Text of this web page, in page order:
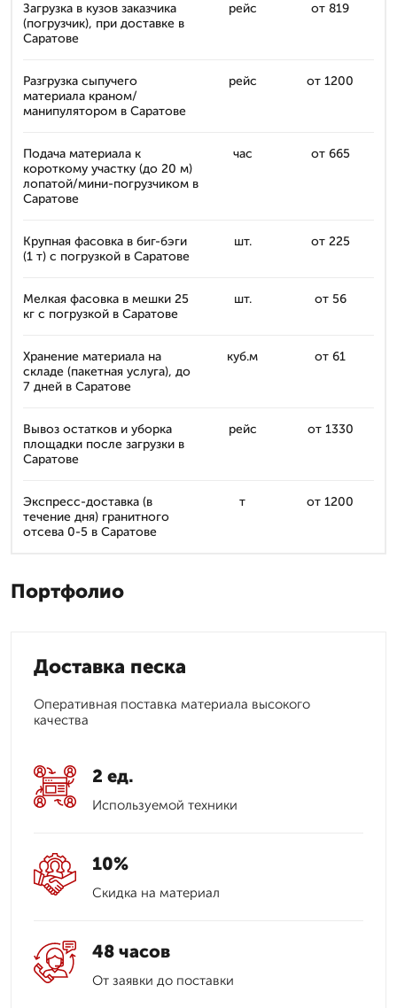
Загрузка в кузов заказчика
(погрузчик), при доставке в
Саратове
рейс от 819
Разгрузка сыпучего
материала краном/
манипулятором в Саратове
рейс от 1200
Подача материала к
короткому участку (до 20 м)
лопатой/мини-погрузчиком в
Саратове
час от 665
Крупная фасовка в биг-бэги
(1 т) с погрузкой в Саратове
шт. от 225
Мелкая фасовка в мешки 25
кг с погрузкой в Саратове
шт. от 56
Хранение материала на
складе (пакетная услуга), до
7 дней в Саратове
куб.м от 61
Вывоз остатков и уборка
площадки после загрузки в
Саратове
рейс от 1330
Экспресс-доставка (в
течение дня) гранитного
отсева 0-5 в Саратове
т от 1200
Портфолио
Доставка песка
Оперативная поставка материала высокого
качества
2 ед.
Используемой техники
10%
Скидка на материал
48 часов
От заявки до поставки